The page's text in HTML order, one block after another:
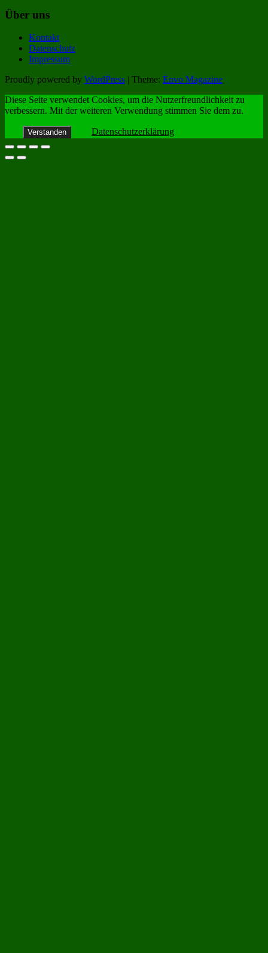
Über uns
Kontakt
Datenschutz
Impressum
Proudly powered by WordPress | Theme: Envo Magazine
Diese Seite verwendet Cookies, um die Nutzerfreundlichkeit zu
verbessern. Mit der weiteren Verwendung stimmen Sie dem zu.
Verstanden Datenschutzerklärung